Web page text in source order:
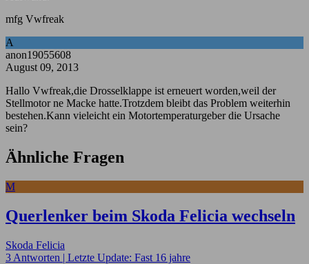
mfg Vwfreak
A
anon19055608
August 09, 2013
Hallo Vwfreak,die Drosselklappe ist erneuert worden,weil der
Stellmotor ne Macke hatte.Trotzdem bleibt das Problem weiterhin
bestehen.Kann vieleicht ein Motortemperaturgeber die Ursache
sein?
Ähnliche Fragen
M
Querlenker beim Skoda Felicia wechseln
Skoda Felicia
3 Antworten | Letzte Update: Fast 16 jahre